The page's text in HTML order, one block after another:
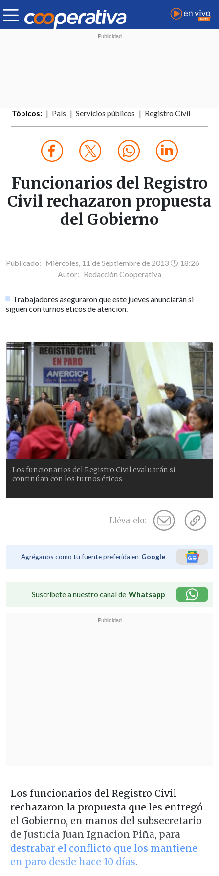
Tópicos: País Servicios públicos Registro Civil
Funcionarios del Registro
Civil rechazaron propuesta
del Gobierno
Publicado: Miércoles, 11 de Septiembre de 2013 🕐 18:26
Autor: Redacción Cooperativa
Trabajadores aseguraron que este jueves anunciarán si
siguen con turnos éticos de atención.
Los funcionarios del Registro Civil evaluarán si
continúan con los turnos éticos.
Llévatelo:
Agréganos como tu fuente preferida en Google
Suscríbete a nuestro canal de Whatsapp
Los funcionarios del Registro Civil
rechazaron la propuesta que les entregó
el Gobierno, en manos del subsecretario
de Justicia Juan Ignacion Piña, para
destrabar el conflicto que los mantiene
en paro desde hace 10 días.